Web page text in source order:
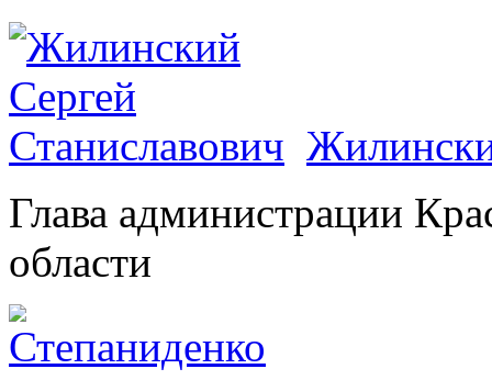
Глава администрации
области